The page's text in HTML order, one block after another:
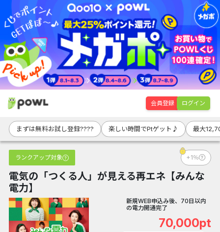
会員登録 ログイン
まずは無料お試し登録???? 楽しい時間でPtゲット♪ 最大
ランクアップ対象 +1％
電気の「つくる人」が見える再エネ【みんな
電力】
新規WEB申込み後、70日以内
の電力開通完了
70,000pt